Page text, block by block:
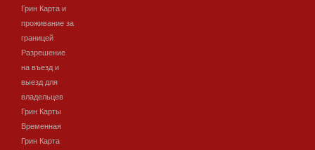
Грин Карта и
проживание за
границей
Разрешение
на въезд и
выезд для
владельцев
Грин Карты
Временная
Грин Карта